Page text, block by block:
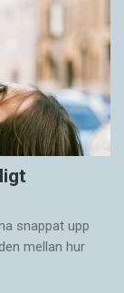
snappat upp
mellan hur